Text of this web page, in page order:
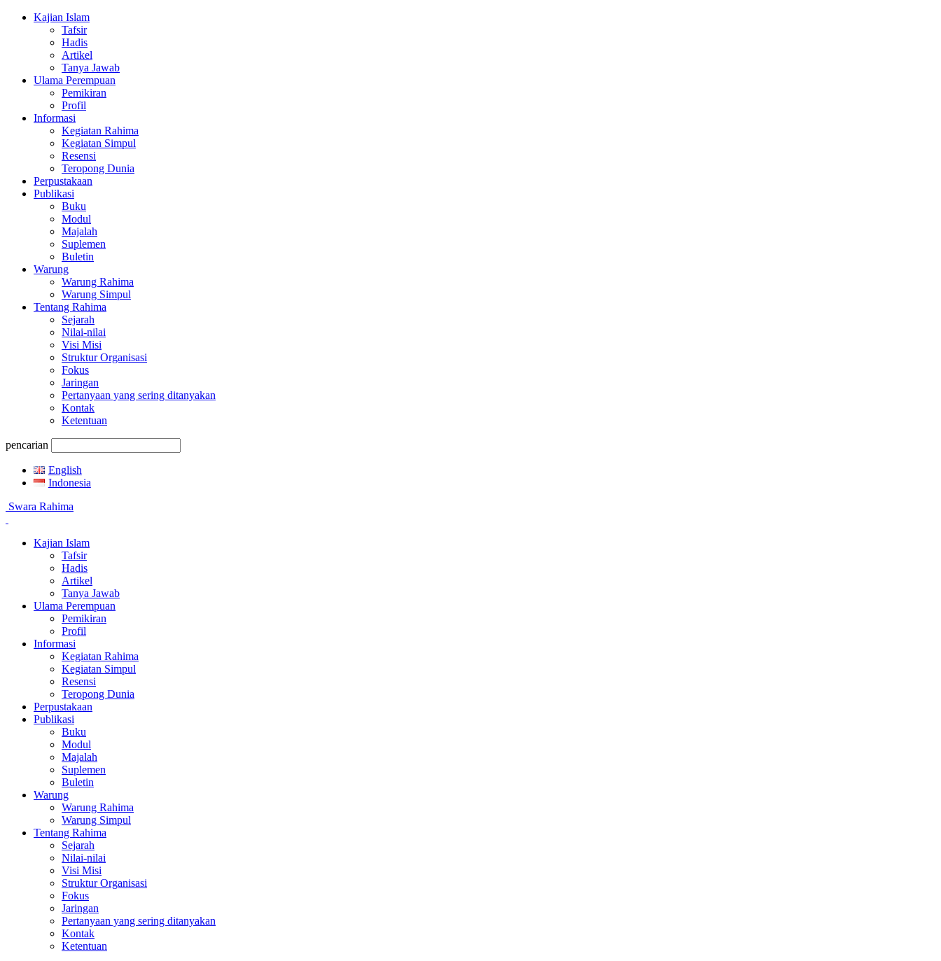
Kajian Islam
Tafsir
Hadis
Artikel
Tanya Jawab
Ulama Perempuan
Pemikiran
Profil
Informasi
Kegiatan Rahima
Kegiatan Simpul
Resensi
Teropong Dunia
Perpustakaan
Publikasi
Buku
Modul
Majalah
Suplemen
Buletin
Warung
Warung Rahima
Warung Simpul
Tentang Rahima
Sejarah
Nilai-nilai
Visi Misi
Struktur Organisasi
Fokus
Jaringan
Pertanyaan yang sering ditanyakan
Kontak
Ketentuan
pencarian
English
Indonesia
Swara Rahima
Kajian Islam
Tafsir
Hadis
Artikel
Tanya Jawab
Ulama Perempuan
Pemikiran
Profil
Informasi
Kegiatan Rahima
Kegiatan Simpul
Resensi
Teropong Dunia
Perpustakaan
Publikasi
Buku
Modul
Majalah
Suplemen
Buletin
Warung
Warung Rahima
Warung Simpul
Tentang Rahima
Sejarah
Nilai-nilai
Visi Misi
Struktur Organisasi
Fokus
Jaringan
Pertanyaan yang sering ditanyakan
Kontak
Ketentuan